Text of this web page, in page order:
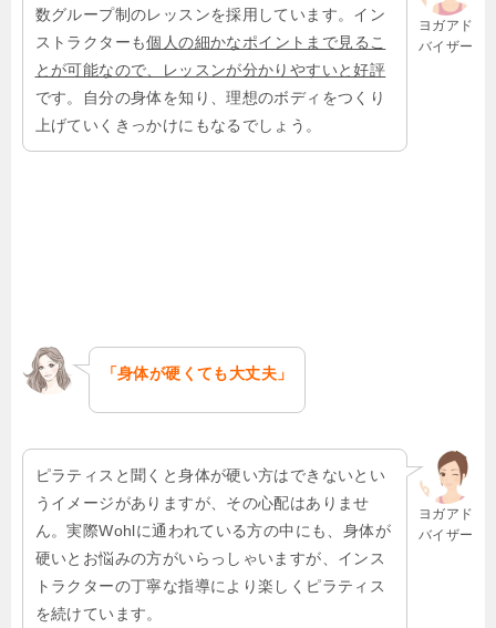
ヨガアド
バイザー
数グループ制のレッスンを採用しています。イン
ストラクターも個人の細かなポイントまで見るこ
とが可能なので、レッスンが分かりやすいと好評
です。自分の身体を知り、理想のボディをつくり
上げていくきっかけにもなるでしょう。
「身体が硬くても大丈夫」
ヨガアド
バイザー
ピラティスと聞くと身体が硬い方はできないとい
うイメージがありますが、その心配はありませ
ん。実際Wohlに通われている方の中にも、身体が
硬いとお悩みの方がいらっしゃいますが、インス
トラクターの丁寧な指導により楽しくピラティス
を続けています。